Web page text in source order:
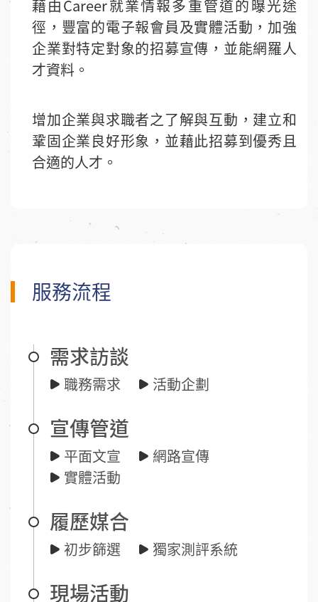
藉由Career就業情報多重管道的曝光途
徑，豐富的電子報會員及實體活動，加強
企業對特定對象的招募宣傳，並能網羅人
才資料。
增加企業與求職者之了解與互動，建立和
鞏固企業良好形象，並藉此招募到優秀且
合適的人才。
服務流程
需求訪談
職務需求 活動企劃
宣傳管道
平面文宣
網路宣傳
實體活動
履歷媒合
初步篩選 獨家測評系統
現場活動